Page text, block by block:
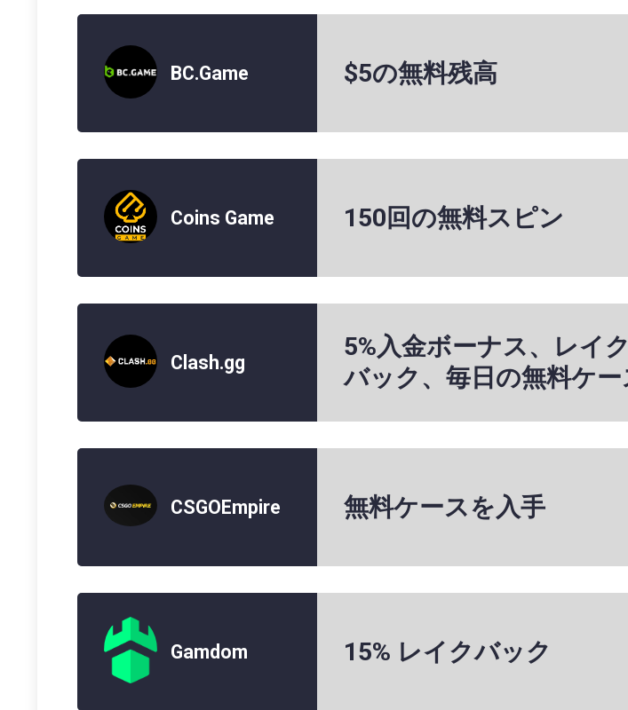
BC.Game $5の無料残高
Coins Game 150回の無料スピン
Clash.gg
5%入金ボーナス、レイク
バック、毎日の無料ケー
CSGOEmpire 無料ケースを入手
Gamdom 15% レイクバック